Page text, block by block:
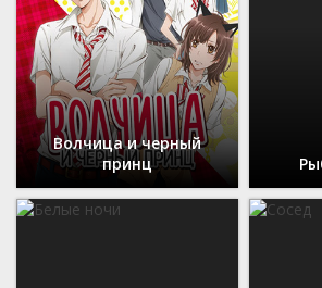
Волчица и черный
принц